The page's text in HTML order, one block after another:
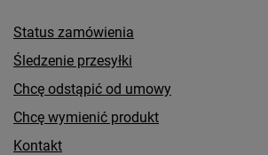
Status zamówienia
Śledzenie przesyłki
Chcę odstąpić od umowy
Chcę wymienić produkt
Kontakt